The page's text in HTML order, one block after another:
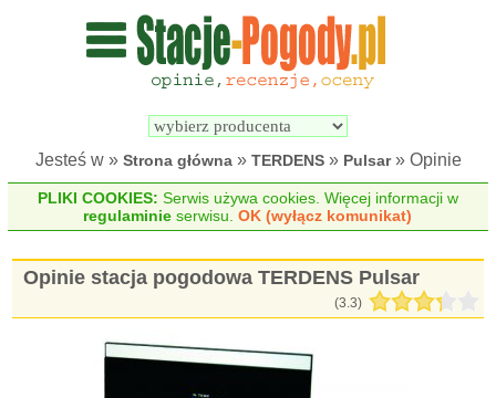
Wyszukiwarka
pogodowych
Jesteś w » Strona główna» TERDENS» Pulsar» Opinie
PLIKI COOKIES: Serwis używa cookies. Więcej informacji w
regulaminie serwisu.OK (wyłącz komunikat)
Opinie stacja pogodowa TERDENS Pulsar
(3.3)